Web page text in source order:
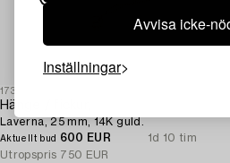
Avvisa icke-
Inställningar
1730403
Hänge / fickur,
Laverna, 25 mm, 14K guld.
Aktuellt bud 600 EUR
1d 10 tim
Utropspris 750 EUR